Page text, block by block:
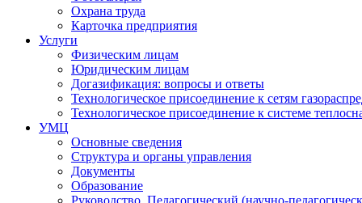
Охрана труда
Карточка предприятия
Услуги
Физическим лицам
Юридическим лицам
Догазификация: вопросы и ответы
Технологическое присоединение к сетям
Технологическое присоединение к системе
УМЦ
Основные сведения
Структура и органы управления
Документы
Образование
Руководство. Педагогический (научно-